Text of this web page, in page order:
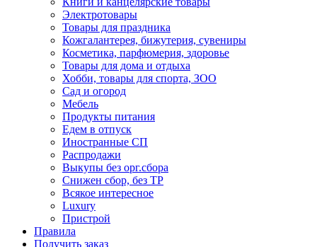
Электротовары
Товары для праздника
Кожгалантерея, бижутерия, сувениры
Косметика, парфюмерия, здоровье
Товары для дома и отдыха
Хобби, товары для спорта, ЗОО
Сад и огород
Мебель
Продукты питания
Едем в отпуск
Иностранные СП
Распродажи
Выкупы без орг.сбора
Снижен сбор, без ТР
Всякое интересное
Luxury
Пристрой
Правила
Получить заказ